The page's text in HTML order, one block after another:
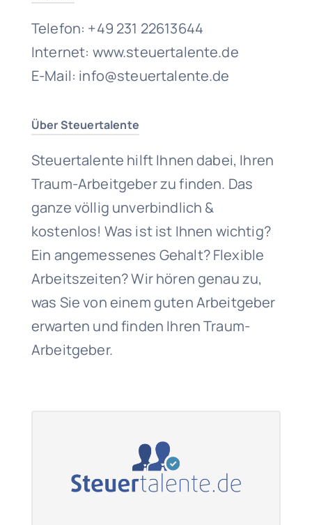
Telefon: +49 231 22613644
Internet: www.steuertalente.de
E-Mail: info@steuertalente.de
Über Steuertalente
Steuertalente hilft Ihnen dabei, Ihren
Traum-Arbeitgeber zu finden. Das
ganze völlig unverbindlich &
kostenlos! Was ist ist Ihnen wichtig?
Ein angemessenes Gehalt? Flexible
Arbeitszeiten? Wir hören genau zu,
was Sie von einem guten Arbeitgeber
erwarten und finden Ihren Traum-
Arbeitgeber.